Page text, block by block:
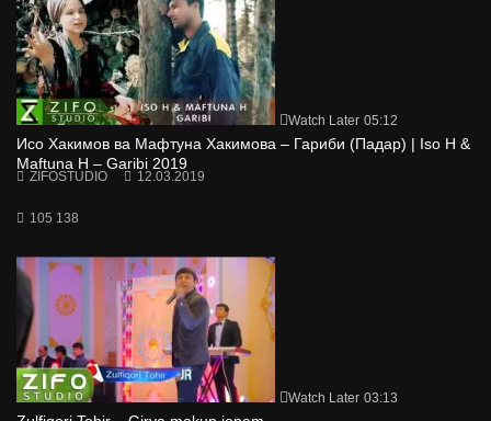
Watch Later 05:12
Исо Хакимов ва Мафтуна Хакимова – Гариби (Падар) | Iso H &
Maftuna H – Garibi 2019
ZIFOSTUDIO 12.03.2019
105 138
Watch Later 03:13